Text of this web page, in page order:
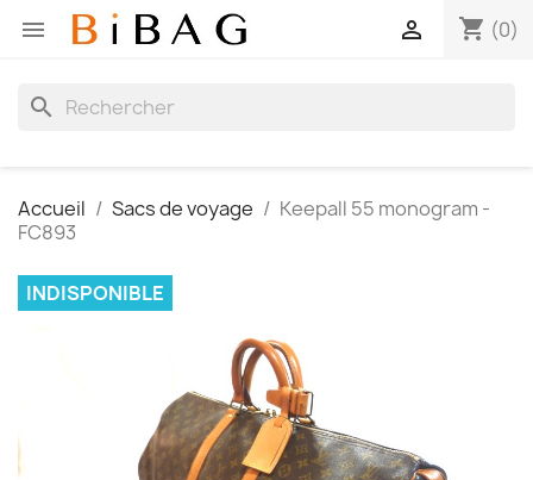
 shopping_cart (0)

search
Accueil Sacs de voyage
Keepall 55 monogram -
FC893
INDISPONIBLE